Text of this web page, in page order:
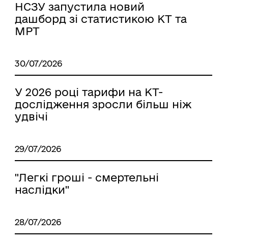
НСЗУ запустила новий
дашборд зі статистикою КТ та
МРТ
30/07/2026
У 2026 році тарифи на КТ-
дослідження зросли більш ніж
удвічі
29/07/2026
"Легкі гроші - смертельні
наслідки"
28/07/2026